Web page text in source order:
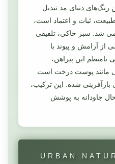
رنگ‌های دنیای مد تبدیل
ثبات و اعتماد است،
غیرنظامی شد. سبز خاکی، تلفیقی
آرامش و پیوند با
این پیراهن،
مانند پوست درخت است
بازآفرینی شده. این ترکیب،
جاودانه به پوشش
URBAN